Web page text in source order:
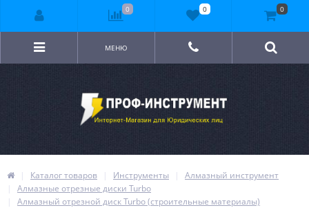
МЕНЮ
Каталог товаров Инструменты
Алмазный инструмент
Алмазные отрезные диски Turbo
Алмазный отрезной диск Turbo (строительные материалы)
0 0 0